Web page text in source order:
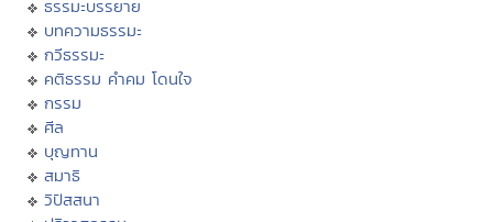
ธรรมะบรรยาย
บทความธรรมะ
กวีธรรมะ
คติธรรม คำคม โดนใจ
กรรม
ศีล
บุญทาน
สมาธิ
วิปัสสนา